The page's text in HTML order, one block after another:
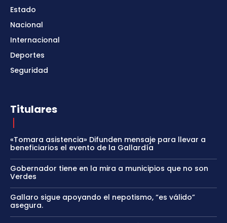
Estado
Nacional
Internacional
Deportes
Seguridad
Titulares
«Tomara asistencia» Difunden mensaje para llevar a
beneficiarios el evento de la Gallardía
Gobernador tiene en la mira a municipios que no son
Verdes
Gallaro sigue apoyando el nepotismo, “es válido”
asegura.